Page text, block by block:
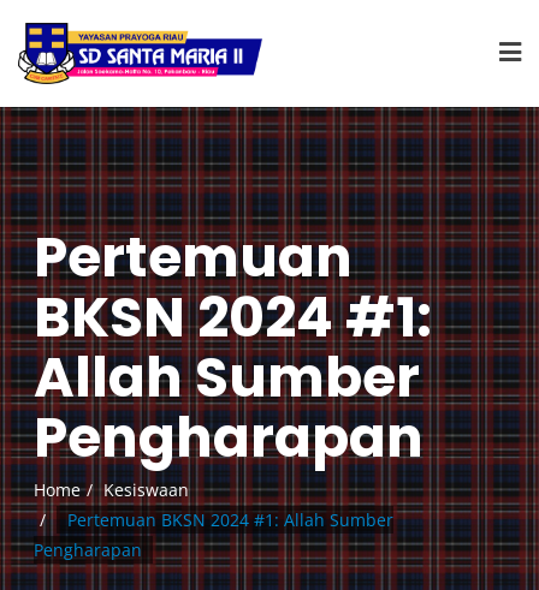
Pertemuan
BKSN 2024 #1:
Allah Sumber
Pengharapan
Home
Kesiswaan
Pertemuan BKSN 2024 #1: Allah Sumber
Pengharapan